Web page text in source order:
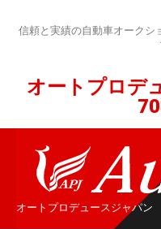
信頼と実績の自動車オークシ
オートプロデ
オートプロデュースジャパン